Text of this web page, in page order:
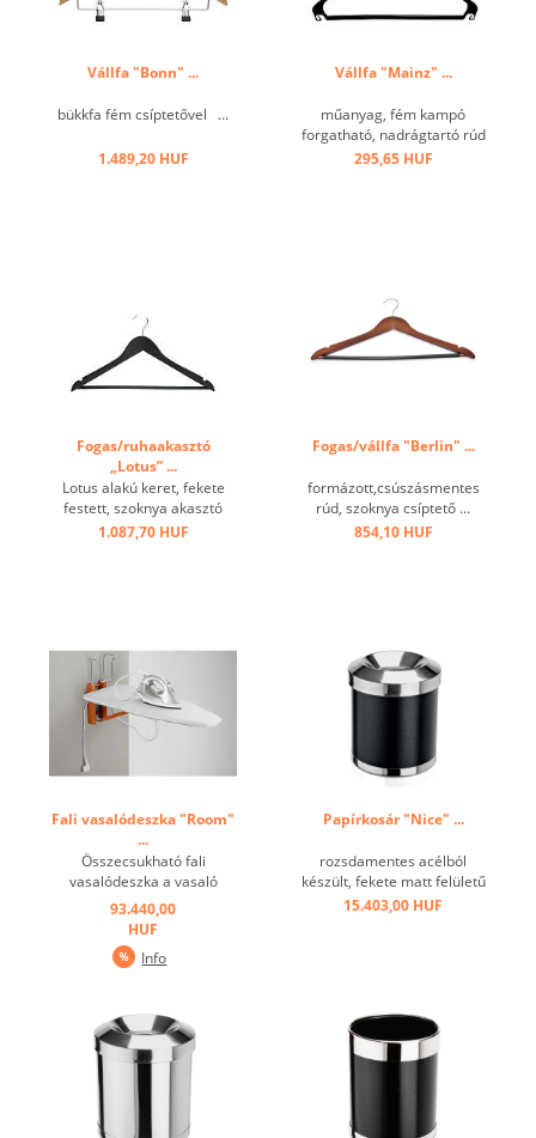
Vállfa "Bonn" ...
bükkfa fém csíptetővel ...
1.489,20 HUF
Vállfa "Mainz" ...
műanyag, fém kampó
forgatható, nadrágtartó rúd
és szoknya horgok ...
295,65 HUF
Fogas/ruhaakasztó
„Lotus” ...
Lotus alakú keret, fekete
festett, szoknya akasztó
bevágással, csúszásmentes
1.087,70 HUF
Fogas/vállfa "Berlin" ...
formázott,csúszásmentes
rúd, szoknya csíptető ...
854,10 HUF
Fali vasalódeszka "Room"
...
Összecsukható fali
vasalódeszka a vasaló
automatikus
kikapcsolásával. Bükk
cseresznye, vasalóval,
védőhuzattal ...
93.440,00
HUF
Info
Papírkosár "Nice" ...
rozsdamentes acélból
készült, fekete matt felületű
külsővel, a fedélnyílás
15.403,00 HUF